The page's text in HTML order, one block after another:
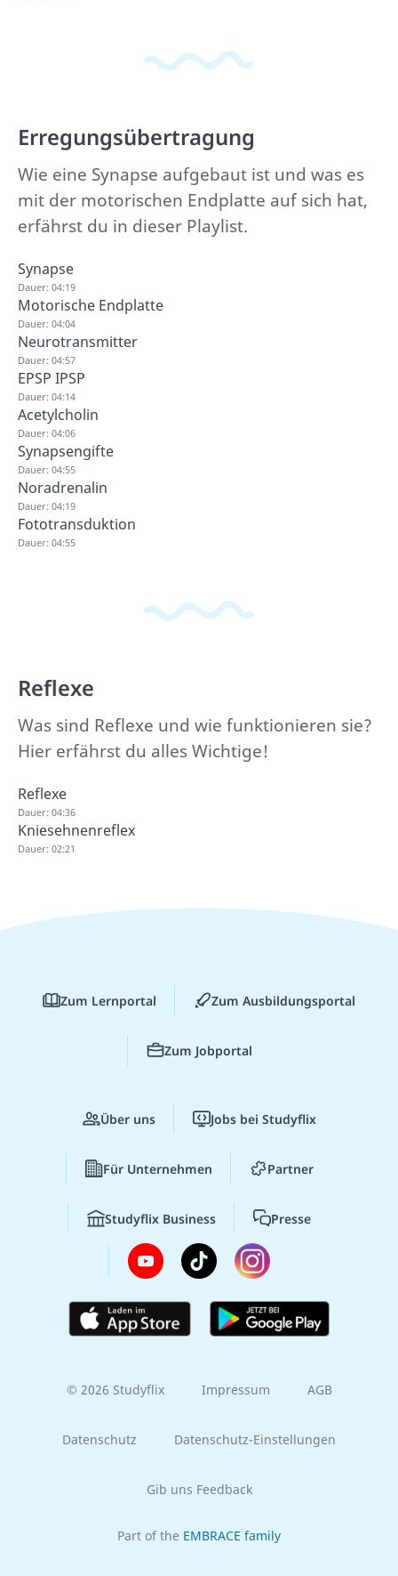
Erregungsübertragung
Wie eine Synapse aufgebaut ist und was es
mit der motorischen Endplatte auf sich hat,
erfährst du in dieser Playlist.
Synapse
Dauer: 04:19
Motorische Endplatte
Dauer: 04:04
Neurotransmitter
Dauer: 04:57
EPSP IPSP
Dauer: 04:14
Acetylcholin
Dauer: 04:06
Synapsengifte
Dauer: 04:55
Noradrenalin
Dauer: 04:19
Fototransduktion
Dauer: 04:55
Reflexe
Was sind Reflexe und wie funktionieren sie?
Hier erfährst du alles Wichtige!
Reflexe
Dauer: 04:36
Kniesehnenreflex
Dauer: 02:21
Zum Lernportal Zum Ausbildungsportal
Zum Jobportal
Über uns Jobs bei Studyflix
Für Unternehmen Partner
Studyflix Business Presse
© 2026 Studyflix Impressum AGB
Datenschutz Datenschutz-Einstellungen
Gib uns Feedback
Part of the EMBRACE family